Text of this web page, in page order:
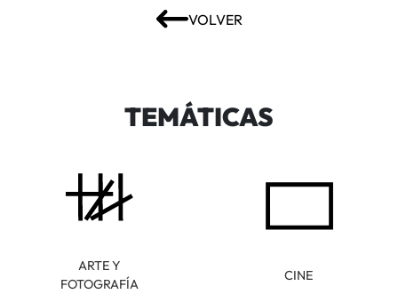
VOLVER
TEMÁTICAS
ARTE Y
FOTOGRAFÍA
CINE